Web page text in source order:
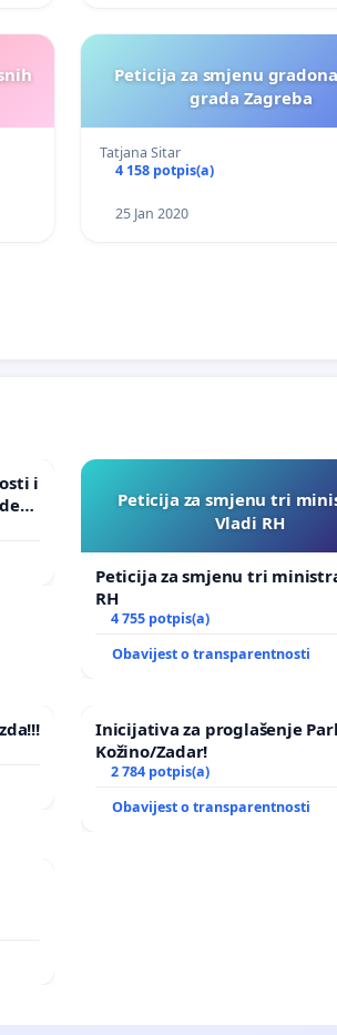
Peticija za smjenu
grada Zagreba
Tatjana Sitar
4 158 potpis(a)
25 Jan 2020
i
Peticija za smjenu tri
Vladi RH
Peticija za smjenu tri
RH
4 755 potpis(a)
Obavijest o transparentnosti
Inicijativa za proglašenje
Kožino/Zadar!
2 784 potpis(a)
Obavijest o transparentnosti